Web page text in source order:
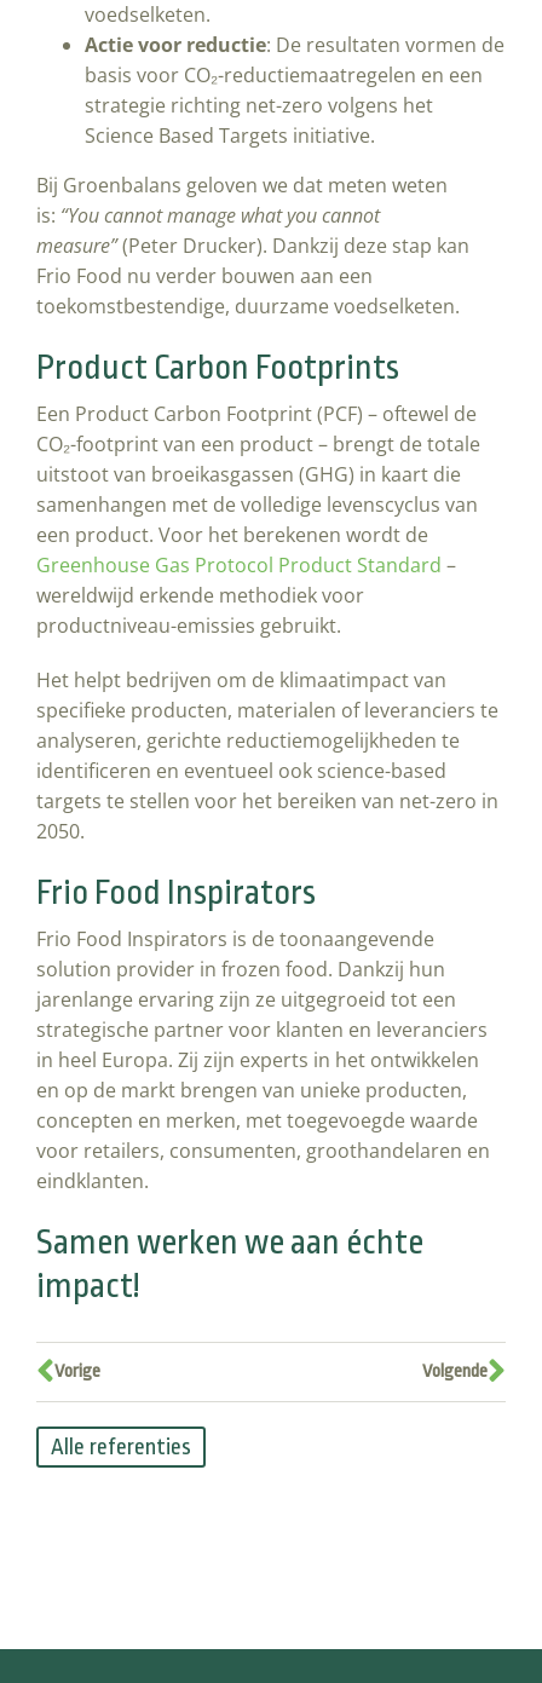
voedselketen.
Actie voor reductie: De resultaten vormen de
basis voor CO₂-reductiemaatregelen en een
strategie richting net-zero volgens het
Science Based Targets initiative.
Bij Groenbalans geloven we dat meten weten
is: “You cannot manage what you cannot
measure”(Peter Drucker). Dankzij deze stap kan
Frio Food nu verder bouwen aan een
toekomstbestendige, duurzame voedselketen.
Product Carbon Footprints
Een Product Carbon Footprint (PCF) – oftewel de
CO₂-footprint van een product – brengt de totale
uitstoot van broeikasgassen (GHG) in kaart die
samenhangen met de volledige levenscyclus van
een product. Voor het berekenen wordt de
Greenhouse Gas Protocol Product Standard –
wereldwijd erkende methodiek voor
productniveau-emissies gebruikt.
Het helpt bedrijven om de klimaatimpact van
specifieke producten, materialen of leveranciers te
analyseren, gerichte reductiemogelijkheden te
identificeren en eventueel ook science-based
targets te stellen voor het bereiken van net-zero in
2050.
Frio Food Inspirators
Frio Food Inspirators is de toonaangevende
solution provider in frozen food. Dankzij hun
jarenlange ervaring zijn ze uitgegroeid tot een
strategische partner voor klanten en leveranciers
in heel Europa. Zij zijn experts in het ontwikkelen
en op de markt brengen van unieke producten,
concepten en merken, met toegevoegde waarde
voor retailers, consumenten, groothandelaren en
eindklanten.
Samen werken we aan échte
impact!
Vorige Volgende
Alle referenties